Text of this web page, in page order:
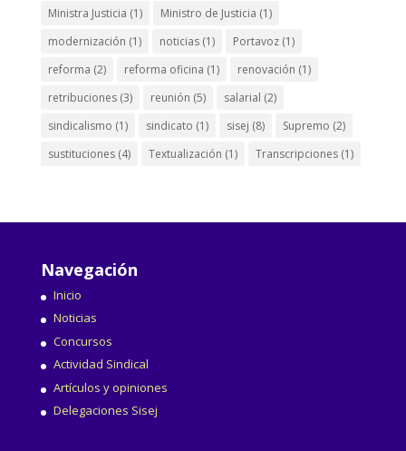
Ministra Justicia (1) Ministro de Justicia (1)
modernización (1) noticias(1) Portavoz(1)
reforma (2) reforma oficina (1) renovación (1)
retribuciones(3) reunión (5) salarial (2)
sindicalismo (1) sindicato (1) sisej (8) Supremo (2)
sustituciones(4) Textualización (1) Transcripciones(1)
Navegación
Inicio
Noticias
Concursos
Actividad Sindical
Artículos y opiniones
Delegaciones Sisej